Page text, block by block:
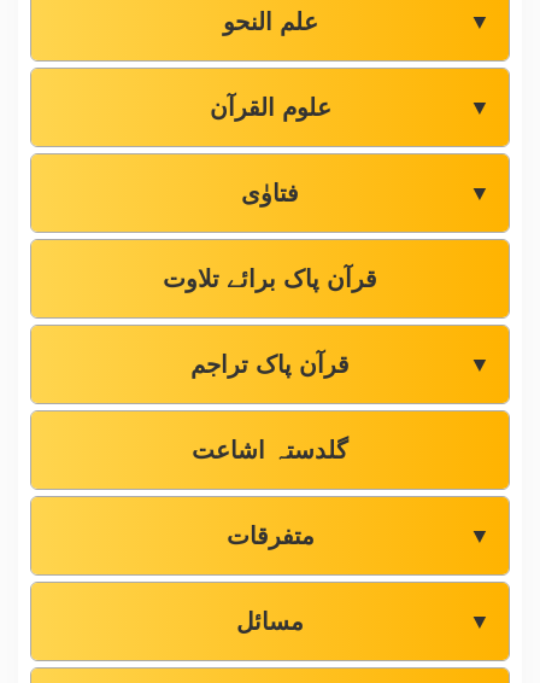
علم النحو ▼
علوم القرآن ▼
فتاوٰی ▼
قرآن پاک برائے تلاوت
قرآن پاک تراجم ▼
گلدستہ اشاعت
متفرقات ▼
مسائل ▼